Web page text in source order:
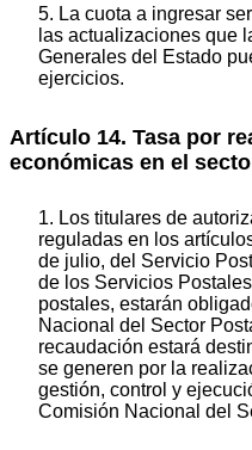
5. La cuota a ingresar
las actualizaciones que
Generales del Estado
ejercicios.
Artículo 14. Tasa por
económicas en el
1. Los titulares de
reguladas en los
de julio, del Servicio
de los Servicios
postales, estarán
Nacional del Sector
recaudación estará
se generen por la
gestión, control y
Comisión Nacional del